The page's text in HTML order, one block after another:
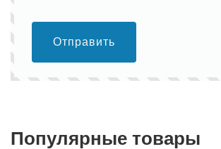
Отправить
Популярные товары